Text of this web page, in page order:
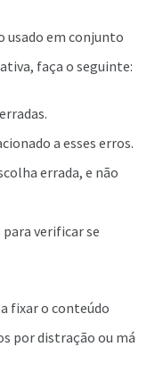
usado em conjunto
faça o seguinte:
a esses erros.
errada, e não
verificar se
fixar o conteúdo
por distração ou má